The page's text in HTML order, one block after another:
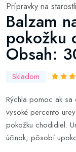
Prípravky na
Balzam
pokožku
Obsah:
Skladom
Rýchla pomoc ak sa
vysoké percento
pokožku chodidiel.
účinok, pôsobí